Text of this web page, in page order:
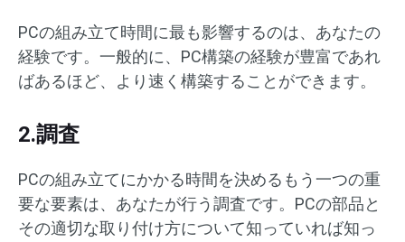
PCの組み立て時間に最も影響するのは、あなたの
経験です。一般的に、PC構築の経験が豊富であれ
ばあるほど、より速く構築することができます。
2.調査
PCの組み立てにかかる時間を決めるもう一つの重
要な要素は、あなたが行う調査です。PCの部品と
その適切な取り付け方について知っていれば知っ